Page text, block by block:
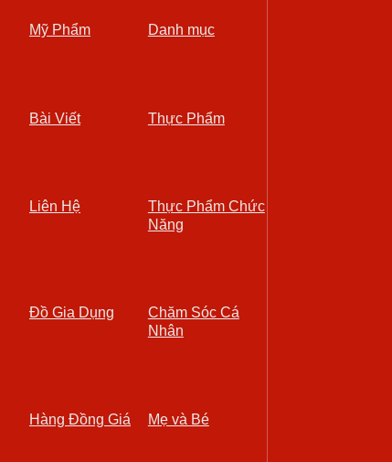
Mỹ Phẩm Danh mục
Bài Viết Thực Phẩm
Liên Hệ
Thực Phẩm Chức
Năng
Đồ Gia Dụng
Chăm Sóc Cá
Nhân
Hàng Đồng Giá Mẹ và Bé